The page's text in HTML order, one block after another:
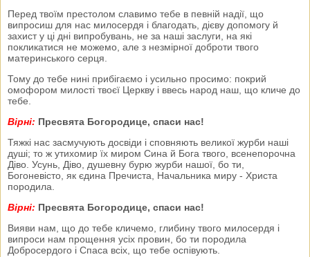
Перед твоїм престолом славимо тебе в певній надії, що
випросиш для нас милосердя і благодать, дієву допомогу й
захист у ці дні випробувань, не за наші заслуги, на які
покликатися не можемо, але з незмірної доброти твого
материнського серця.
Тому до тебе нині прибігаємо і усильно просимо: покрий
омофором милості твоєї Церкву і ввесь народ наш, що кличе до
тебе.
Вірні: Пресвята Богородице, спаси нас!
Тяжкі нас засмучують досвіди і сповняють великої журби наші
душі; то ж утихомир їх миром Сина й Бога твого, всенепорочна
Діво. Усунь, Діво, душевну бурю журби нашої, бо ти,
Богоневісто, як єдина Пречиста, Начальника миру - Христа
породила.
Вірні: Пресвята Богородице, спаси нас!
Вияви нам, що до тебе кличемо, глибину твого милосердя і
випроси нам прощення усіх провин, бо ти породила
Добросердого і Спаса всіх, що тебе оспівують.